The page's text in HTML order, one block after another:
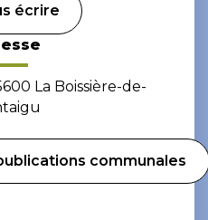
écrire
La Boissière-de-
communales